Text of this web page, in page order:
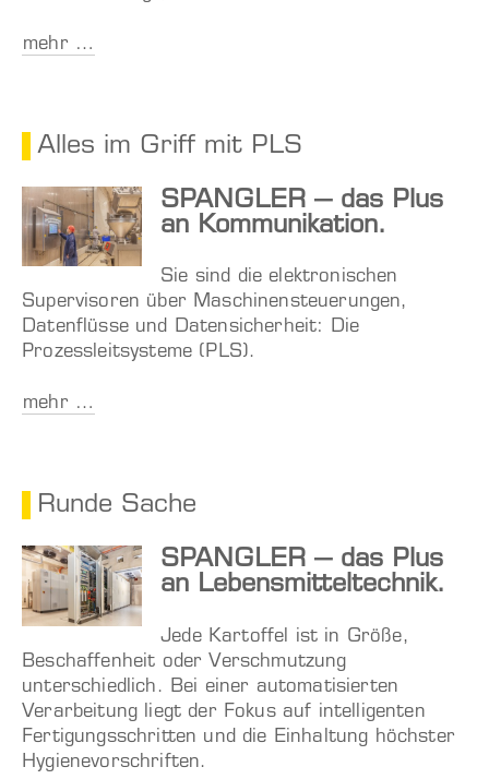
mehr …
Alles im Griff mit PLS
SPANGLER – das Plus
an Kommunikation.
Sie sind die elektronischen
Supervisoren über Maschinensteuerungen,
Datenflüsse und Datensicherheit: Die
Prozessleitsysteme (PLS).
mehr …
Runde Sache
SPANGLER – das Plus
an Lebensmitteltechnik.
Jede Kartoffel ist in Größe,
Beschaffenheit oder Verschmutzung
unterschiedlich. Bei einer automatisierten
Verarbeitung liegt der Fokus auf intelligenten
Fertigungsschritten und die Einhaltung höchster
Hygienevorschriften.